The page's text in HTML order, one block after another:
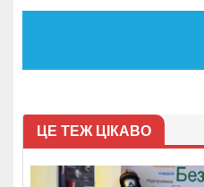
ЦЕ ТЕЖ ЦІКАВО